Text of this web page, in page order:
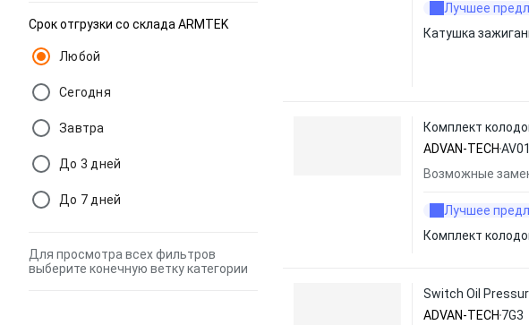
Срок отгрузки со склада ARMTEK
Любой
Сегодня
Завтра
До 3 дней
До 7 дней
Для просмотра всех фильтров
выберите конечную ветку категории
Лучшее
Катушка
Комплект
ADVAN-TECH
Возможные
Лучшее
Комплект
Switch Oil
ADVAN-TECH 7G3